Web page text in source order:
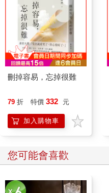
刪掉容易，忘掉很難
79 折 特價 332 元
加入購物車
您可能會喜歡